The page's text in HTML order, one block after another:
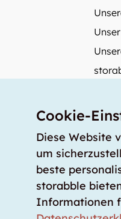
Mehr über
Medienbeiträge
Wie gross muss ein
Was kostet ein
Für Lageranbieter
Cookie-
Diese Website
um
beste
storabble
Informationen